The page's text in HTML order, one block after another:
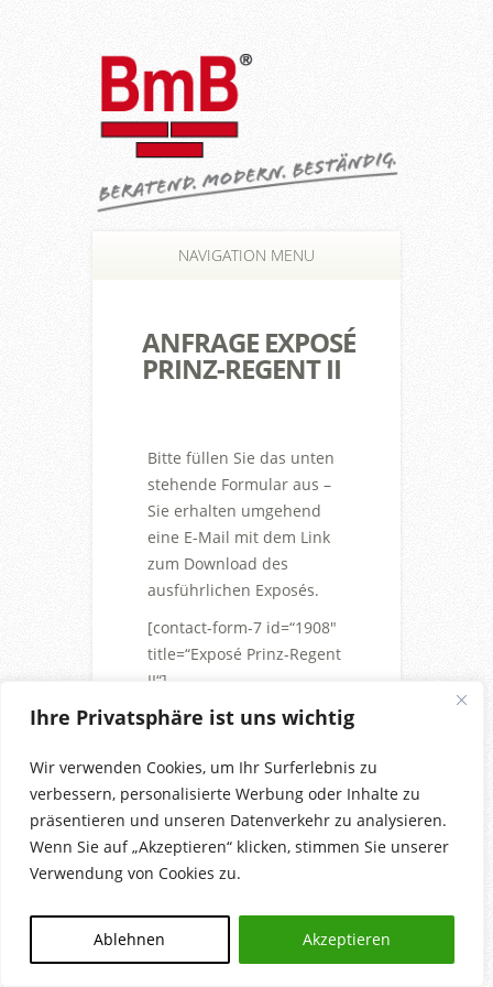
Ihre Privatsphäre ist uns wichtig
Wir verwenden Cookies, um Ihr Surferlebnis zu
verbessern, personalisierte Werbung oder Inhalte zu
präsentieren und unseren Datenverkehr zu analysieren.
Wenn Sie auf „Akzeptieren“ klicken, stimmen Sie unserer
Verwendung von Cookies zu.
Ablehnen Akzeptieren
NAVIGATION MENU
ANFRAGE EXPOSÉ
PRINZ-REGENT II
Bitte füllen Sie das unten
stehende Formular aus –
Sie erhalten umgehend
eine E-Mail mit dem Link
zum Download des
ausführlichen Exposés.
[contact-form-7 id=“1908″
title=“Exposé Prinz-Regent
II“]
Die mit *
sind Pflichtfelder.
Beteiligung Bauträgergesellschaft mbH